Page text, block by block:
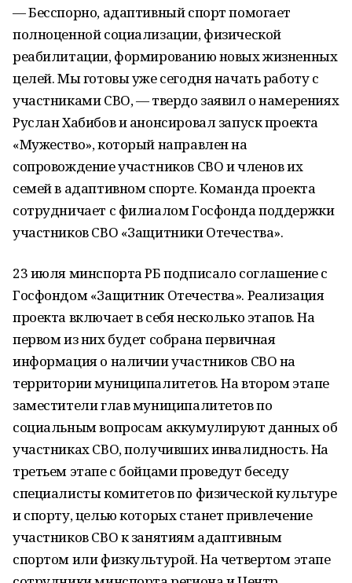
— Бесспорно, адаптивный спорт помогает
полноценной социализации, физической
реабилитации, формированию новых жизненных
целей. Мы готовы уже сегодня начать работу с
участниками СВО, — твердо заявил о намерениях
Руслан Хабибов и анонсировал запуск проекта
«Мужество», который направлен на
сопровождение участников СВО и членов их
семей в адаптивном спорте. Команда проекта
сотрудничает с филиалом Госфонда поддержки
участников СВО «Защитники Отечества».
23 июля минспорта РБ подписало соглашение с
Госфондом «Защитник Отечества». Реализация
проекта включает в себя несколько этапов. На
первом из них будет собрана первичная
информация о наличии участников СВО на
территории муниципалитетов. На втором этапе
заместители глав муниципалитетов по
социальным вопросам аккумулируют данных об
участниках СВО, получивших инвалидность. На
третьем этапе с бойцами проведут беседу
специалисты комитетов по физической культуре
и спорту, целью которых станет привлечение
участников СВО к занятиям адаптивным
спортом или физкультурой. На четвертом этапе